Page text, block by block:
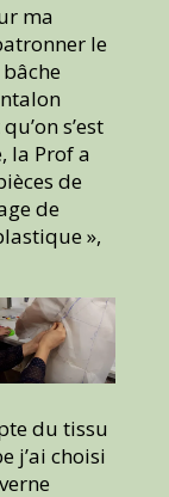
ma
le
s’est
la Prof a
de
de
»,
du tissu
j’ai choisi